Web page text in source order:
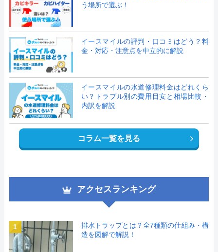
う場所で選ぶ！
イースマイルの評判・口コミはどう？料
金・対応・注意点を中立的に解説
イースマイルの水道修理料金はどれくら
い？トラブル別の費用目安と相場比較・
内訳を解説
コラム一覧を見る
アクセスランキング
1
排水トラップとは？全7種類の仕組み・構
造を図解で解説！